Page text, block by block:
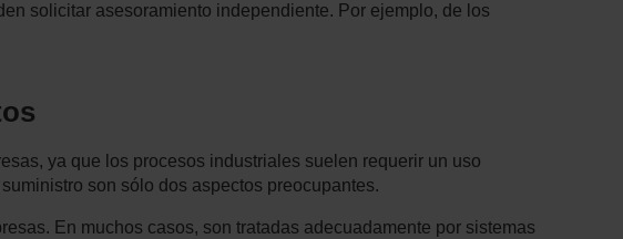
solicitar asesoramiento independiente. Por ejemplo, de los
ya que los procesos industriales suelen requerir un uso
son sólo dos aspectos preocupantes.
En muchos casos, son tratadas adecuadamente por sistemas